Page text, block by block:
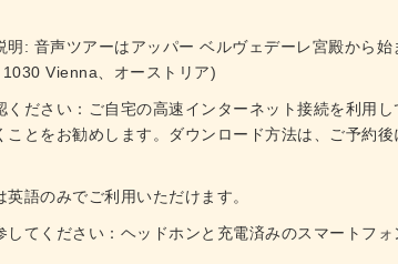
明: 音声ツアーはアッパー ベルヴェデーレ宮殿から
Vienna、オーストリア)
ください：ご自宅の高速インターネット接続を利用
ことをお勧めします。ダウンロード方法は、ご予約
英語のみでご利用いただけます。
してください：ヘッドホンと充電済みのスマートフォ